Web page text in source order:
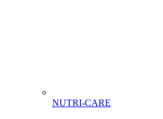
NUTRI-CARE